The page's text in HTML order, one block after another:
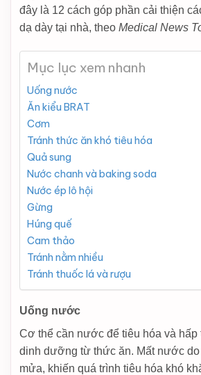
đây là 12 cách góp phần cải thiện
dạ dày tại nhà, theo Medical News
Mục lục xem nhanh
Uống nước
Ăn kiểu BRAT
Cơm
Tránh thức ăn khó tiêu hóa
Quả sung
Nước chanh và baking soda
Nước ép lô hội
Gừng
Húng quế
Cam thảo
Tránh nằm nhiều
Tránh thuốc lá và rượu
Uống nước
Cơ thể cần nước để tiêu hóa và hấp
dinh dưỡng từ thức ăn. Mất nước do
mửa, khiến quá trình tiêu hóa khó